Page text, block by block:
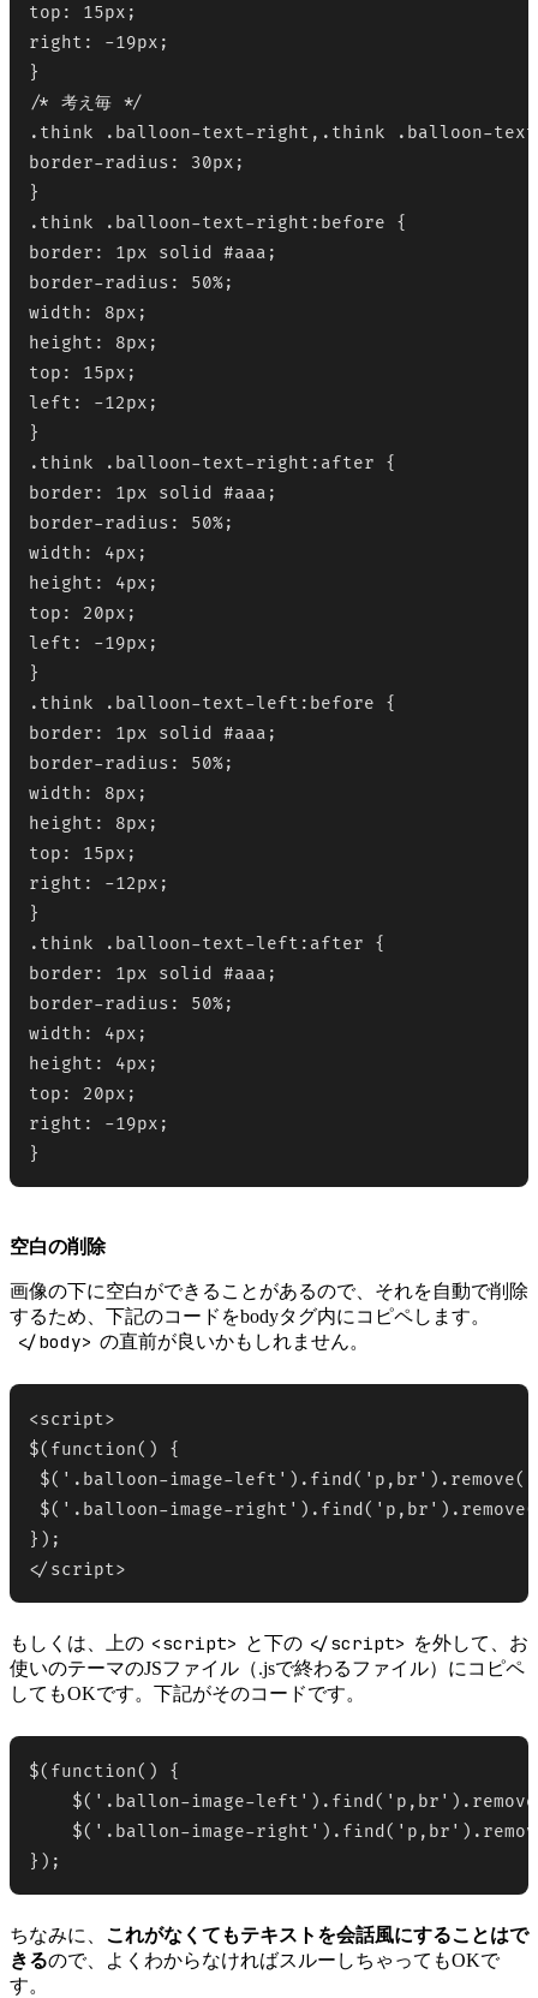
top: 15px;
right: -19px;
}
/* 考え毎 */
.think .balloon-text-right,.think .balloon-
border-radius: 30px;
}
.think .balloon-text-right:before {
border: 1px solid #aaa;
border-radius: 50%;
width: 8px;
height: 8px;
top: 15px;
left: -12px;
}
.think .balloon-text-right:after {
border: 1px solid #aaa;
border-radius: 50%;
width: 4px;
height: 4px;
top: 20px;
left: -19px;
}
.think .balloon-text-left:before {
border: 1px solid #aaa;
border-radius: 50%;
width: 8px;
height: 8px;
top: 15px;
right: -12px;
}
.think .balloon-text-left:after {
border: 1px solid #aaa;
border-radius: 50%;
width: 4px;
height: 4px;
top: 20px;
right: -19px;
空白の削除
画像の下に空白ができることがあるので、それを自動で削除
するため、下記のコードをbodyタグ内にコピペします。
</body> の直前が良いかもしれません。
<script>
$(function() {
$('.balloon-image-
$('.balloon-image-
});
</script>
もしくは、上の <script> と下の </script> を外して、お
使いのテーマのJSファイル（.jsで終わるファイル）にコピペ
してもOKです。下記がそのコードです。
$(function() {
$('.ballon-image-
$('.ballon-image-
});
ちなみに、 これがなくてもテキストを会話風にすることはで
きるので、よくわからなければスルーしちゃってもOKで
す。